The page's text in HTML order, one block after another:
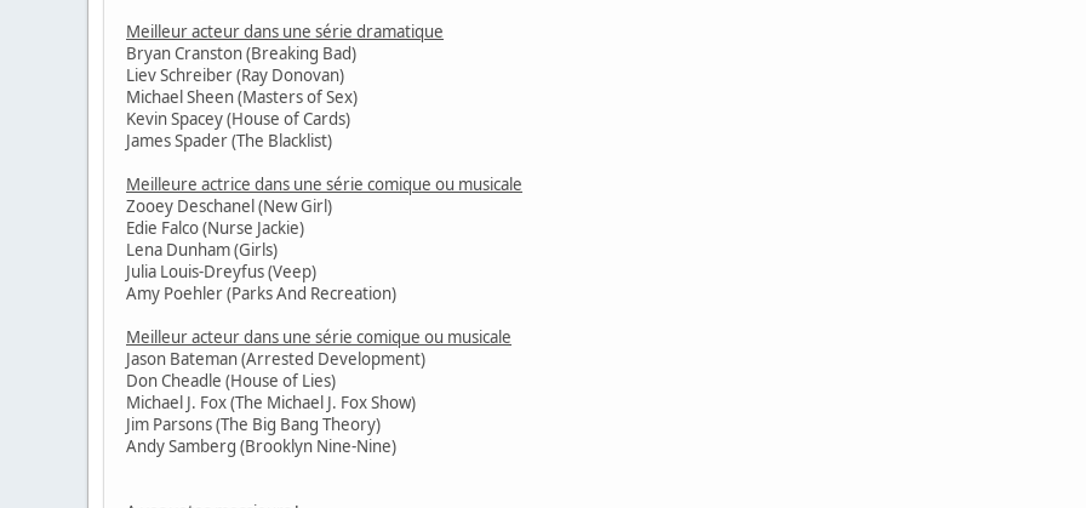
Meilleur acteur dans une série dramatique
Bryan Cranston (Breaking Bad)
Liev Schreiber (Ray Donovan)
Michael Sheen (Masters of Sex)
Kevin Spacey (House of Cards)
James Spader (The Blacklist)
Meilleure actrice dans une série comique ou musicale
Zooey Deschanel (New Girl)
Edie Falco (Nurse Jackie)
Lena Dunham (Girls)
Julia Louis-Dreyfus (Veep)
Amy Poehler (Parks And Recreation)
Meilleur acteur dans une série comique ou musicale
Jason Bateman (Arrested Development)
Don Cheadle (House of Lies)
Michael J. Fox (The Michael J. Fox Show)
Jim Parsons (The Big Bang Theory)
Andy Samberg (Brooklyn Nine-Nine)